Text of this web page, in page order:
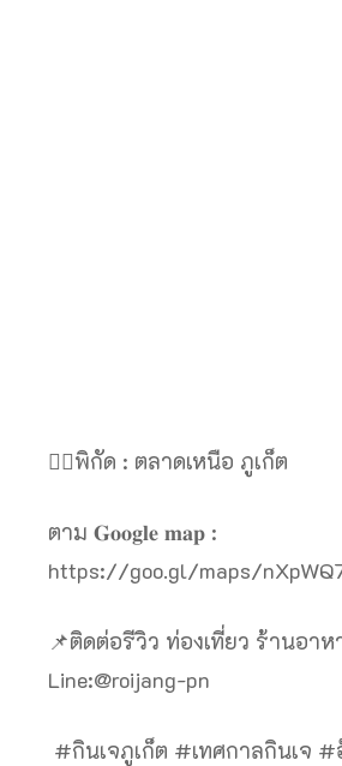
👉🏻พิกัด : ตลาดเหนือ ภูเก็ต
ตาม 𝐆𝐨𝐨𝐠𝐥𝐞 𝐦𝐚𝐩 :
https://goo.gl/maps/
📌ติดต่อรีวิว ท่องเที่ยว ร้านอาห
Line:@roijang-pn
#กินเจภูเก็ต #เทศกาลกินเจ